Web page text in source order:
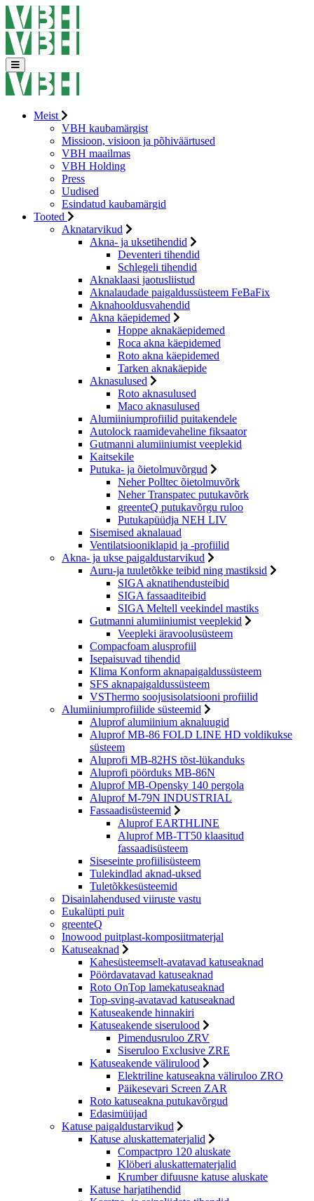
Meist
VBH kaubamärgist
Missioon, visioon ja põhiväärtused
VBH maailmas
VBH Holding
Press
Uudised
Esindatud kaubamärgid
Tooted
Aknatarvikud
Akna- ja uksetihendid
Deventeri tihendid
Schlegeli tihendid
Aknaklaasi jaotusliistud
Aknalaudade paigaldussüsteem FeBaFix
Aknahooldusvahendid
Akna käepidemed
Hoppe aknakäepidemed
Roca akna käepidemed
Roto akna käepidemed
Tarken aknakäepide
Aknasulused
Roto aknasulused
Maco aknasulused
Alumiiniumprofiilid puitakendele
Autolock raamidevaheline fiksaator
Gutmanni alumiiniumist veeplekid
Kaitsekile
Putuka- ja õietolmuvõrgud
Neher Polltec õietolmuvõrk
Neher Transpatec putukavõrk
greenteQ putukavõrgu ruloo
Putukapüüdja NEH LIV
Sisemised aknalauad
Ventilatsiooniklapid ja -profiilid
Akna- ja ukse paigaldustarvikud
Auru-ja tuuletõkke teibid ning mastiksid
SIGA aknatihendusteibid
SIGA fassaaditeibid
SIGA Meltell veekindel mastiks
Gutmanni alumiiniumist veeplekid
Veepleki äravoolusüsteem
Compacfoam alusprofiil
Isepaisuvad tihendid
Klima Konform aknapaigaldussüsteem
SFS aknapaigaldussüsteem
VSThermo soojusisolatsiooni profiilid
Alumiiniumprofiilide süsteemid
Aluprof alumiinium aknaluugid
Aluprof MB-86 FOLD LINE HD voldikukse
süsteem
Aluprofi MB-82HS tõst-lükanduks
Aluprofi pöörduks MB-86N
Aluprof MB-Opensky 140 pergola
Aluprof M-79N INDUSTRIAL
Fassaadisüsteemid
Aluprof EARTHLINE
Aluprof MB-TT50 klaasitud
fassaadisüsteem
Siseseinte profiilisüsteem
Tulekindlad aknad-uksed
Tuletõkkesüsteemid
Disainlahendused viiruste vastu
Eukalüpti puit
greenteQ
Inowood puitplast-komposiitmaterjal
Katuseaknad
Kahesüsteemselt-avatavad katuseaknad
Pöördavatavad katuseaknad
Roto OnTop lamekatuseaknad
Top-sving-avatavad katuseaknad
Katuseakende hinnakiri
Katuseakende siserulood
Pimendusruloo ZRV
Siseruloo Exclusive ZRE
Katuseakende välirulood
Elektriline katuseakna väliruloo ZRO
Päikesevari Screen ZAR
Roto katuseakna putukavõrgud
Edasimüüjad
Katuse paigaldustarvikud
Katuse aluskattematerjalid
Compactpro 120 aluskate
Klöberi aluskattematerjalid
Krumber difuusne katuse aluskate
Katuse harjatihendid